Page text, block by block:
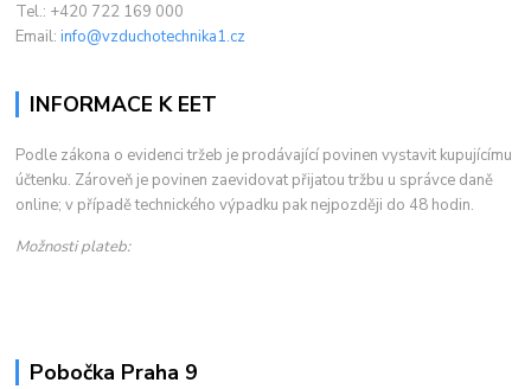
Tel.: +420 722 169 000
Email:info@vzduchotechnika1.cz
INFORMACE K EET
Podle zákona o evidenci tržeb je prodávající povinen vystavit kupujícímu
účtenku. Zároveň je povinen zaevidovat přijatou tržbu u správce daně
online; v případě technického výpadku pak nejpozději do 48 hodin.
Možnosti plateb:
Pobočka Praha 9